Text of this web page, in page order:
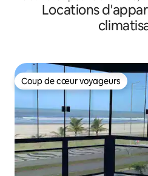
climatisation
Locations
Coup de cœur voyageurs
Coup de cœur voyageurs